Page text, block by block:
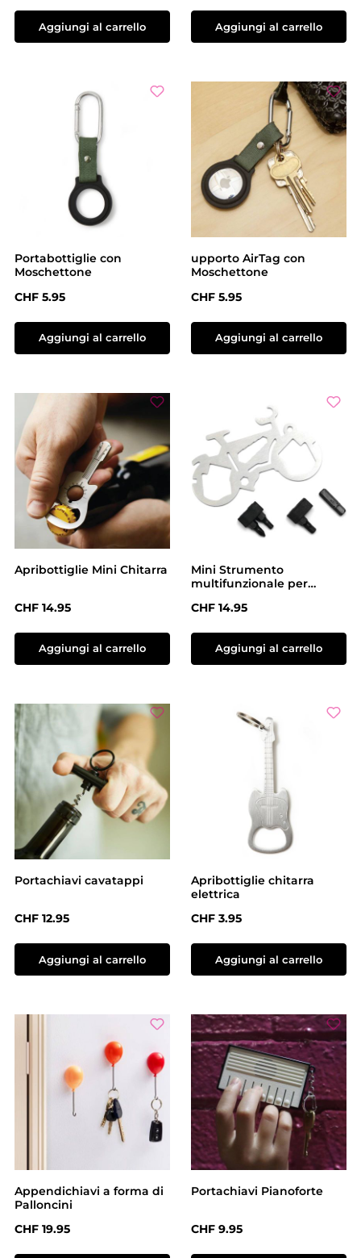
Aggiungi al carrello Aggiungi al carrello
Portabottiglie con
Moschettone
Prezzo normale:
CHF 5.95
Aggiungi al carrello
upporto AirTag con
Moschettone
Prezzo normale:
CHF 5.95
Aggiungi al carrello
Apribottiglie Mini Chitarra
Prezzo normale:
CHF 14.95
Aggiungi al carrello
Mini Strumento
multifunzionale per
Prezzo normale:
CHF 14.95
Aggiungi al carrello
Portachiavi cavatappi
Prezzo normale:
CHF 12.95
Aggiungi al carrello
Apribottiglie chitarra
elettrica
Prezzo normale:
CHF 3.95
Aggiungi al carrello
Appendichiavi a forma di
Palloncini
Prezzo normale:
CHF 19.95
Portachiavi Pianoforte
Prezzo normale:
CHF 9.95